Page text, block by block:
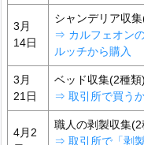
3月
14日
シャンデリア収
⇒ カルフェオン
ルッチから購入
3月
21日
ベッド収集(2種類)
⇒ 取引所で買う
4月2
職人の剥製収集(2
⇒ 取引所で「剥